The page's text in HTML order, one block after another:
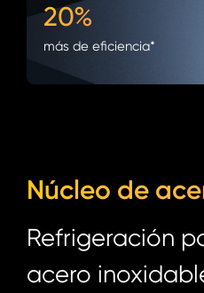
20%
más de eficiencia*
Núcleo de
Refrigeración
acero